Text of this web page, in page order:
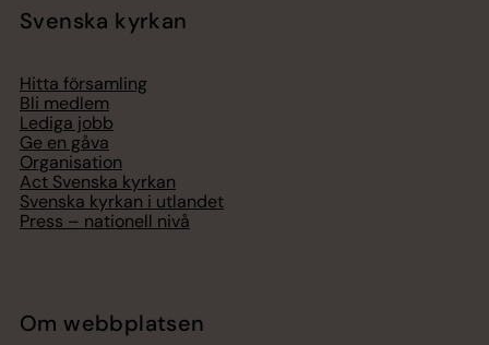
Svenska kyrkan
Hitta församling
Bli medlem
Lediga jobb
Ge en gåva
Organisation
Act Svenska kyrkan
Svenska kyrkan i utlandet
Press – nationell nivå
Om webbplatsen